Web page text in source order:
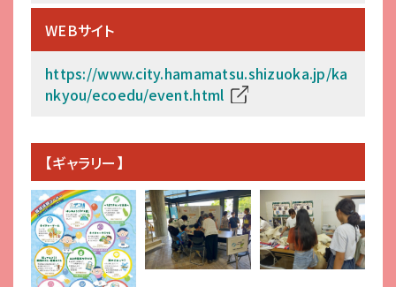
WEBサイト
https://www.city.hamamatsu.shizuoka.jp/ka
nkyou/ecoedu/event.html
【ギャラリー】